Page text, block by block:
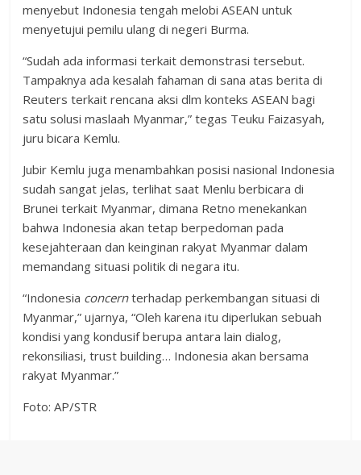
menyebut Indonesia tengah melobi ASEAN untuk
menyetujui pemilu ulang di negeri Burma.
“Sudah ada informasi terkait demonstrasi tersebut.
Tampaknya ada kesalah fahaman di sana atas berita di
Reuters terkait rencana aksi dlm konteks ASEAN bagi
satu solusi maslaah Myanmar,” tegas Teuku Faizasyah,
juru bicara Kemlu.
Jubir Kemlu juga menambahkan posisi nasional Indonesia
sudah sangat jelas, terlihat saat Menlu berbicara di
Brunei terkait Myanmar, dimana Retno menekankan
bahwa Indonesia akan tetap berpedoman pada
kesejahteraan dan keinginan rakyat Myanmar dalam
memandang situasi politik di negara itu.
“Indonesia concernterhadap perkembangan situasi di
Myanmar,” ujarnya, “Oleh karena itu diperlukan sebuah
kondisi yang kondusif berupa antara lain dialog,
rekonsiliasi, trust building… Indonesia akan bersama
rakyat Myanmar.”
Foto: AP/STR